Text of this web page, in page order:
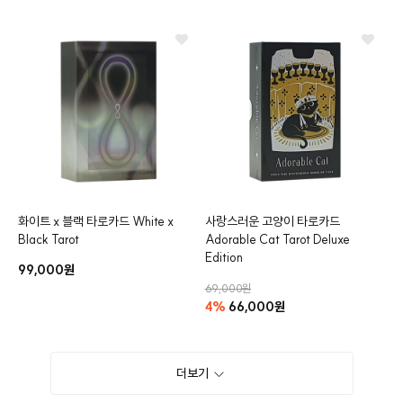
화이트 x 블랙 타로카드 White x
Black Tarot
99,000원
사랑스러운 고양이 타로카드
Adorable Cat Tarot Deluxe
Edition
69,000원
4% 66,000원
더보기